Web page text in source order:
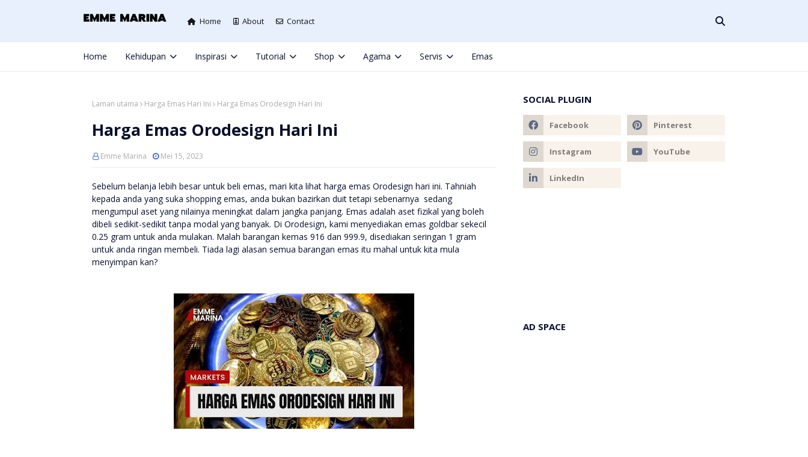
Home About Contact
Home Kehidupan Inspirasi Tutorial Shop Agama Servis Emas
Laman utama Harga Emas Hari Ini Harga Emas Orodesign Hari Ini
Harga Emas Orodesign Hari Ini
Emme Marina Mei 15, 2023
Sebelum belanja lebih besar untuk beli emas, mari kita lihat harga emas Orodesign hari ini. Tahniah
kepada anda yang suka shopping emas, anda bukan bazirkan duit tetapi sebenarnya sedang
mengumpul aset yang nilainya meningkat dalam jangka panjang. Emas adalah aset fizikal yang boleh
dibeli sedikit-sedikit tanpa modal yang banyak. Di Orodesign, kami menyediakan emas goldbar sekecil
0.25 gram untuk anda mulakan. Malah barangan kemas 916 dan 999.9, disediakan seringan 1 gram
untuk anda ringan membeli. Tiada lagi alasan semua barangan emas itu mahal untuk kita mula
menyimpan kan?
SOCIAL PLUGIN
AD SPACE